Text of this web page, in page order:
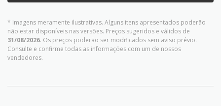
* Imagens meramente ilustrativas. Alguns itens apresentados poderão
não estar disponíveis nas versões. Preços sugeridos e válidos de
31/08/2026. Os preços poderão ser modificados sem aviso prévio.
Consulte e confirme todas as informações com um de nossos
vendedores.